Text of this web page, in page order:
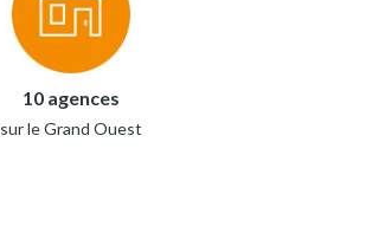
10 agences
sur le Grand Ouest